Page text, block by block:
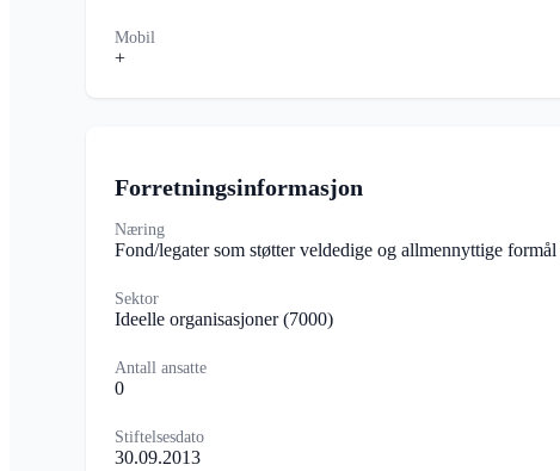
Mobil
+
Forretningsinformasjon
Næring
Fond/legater som støtter veldedige og allmennyttige formål
Sektor
Ideelle organisasjoner(7000)
Antall ansatte
0
Stiftelsesdato
30.09.2013